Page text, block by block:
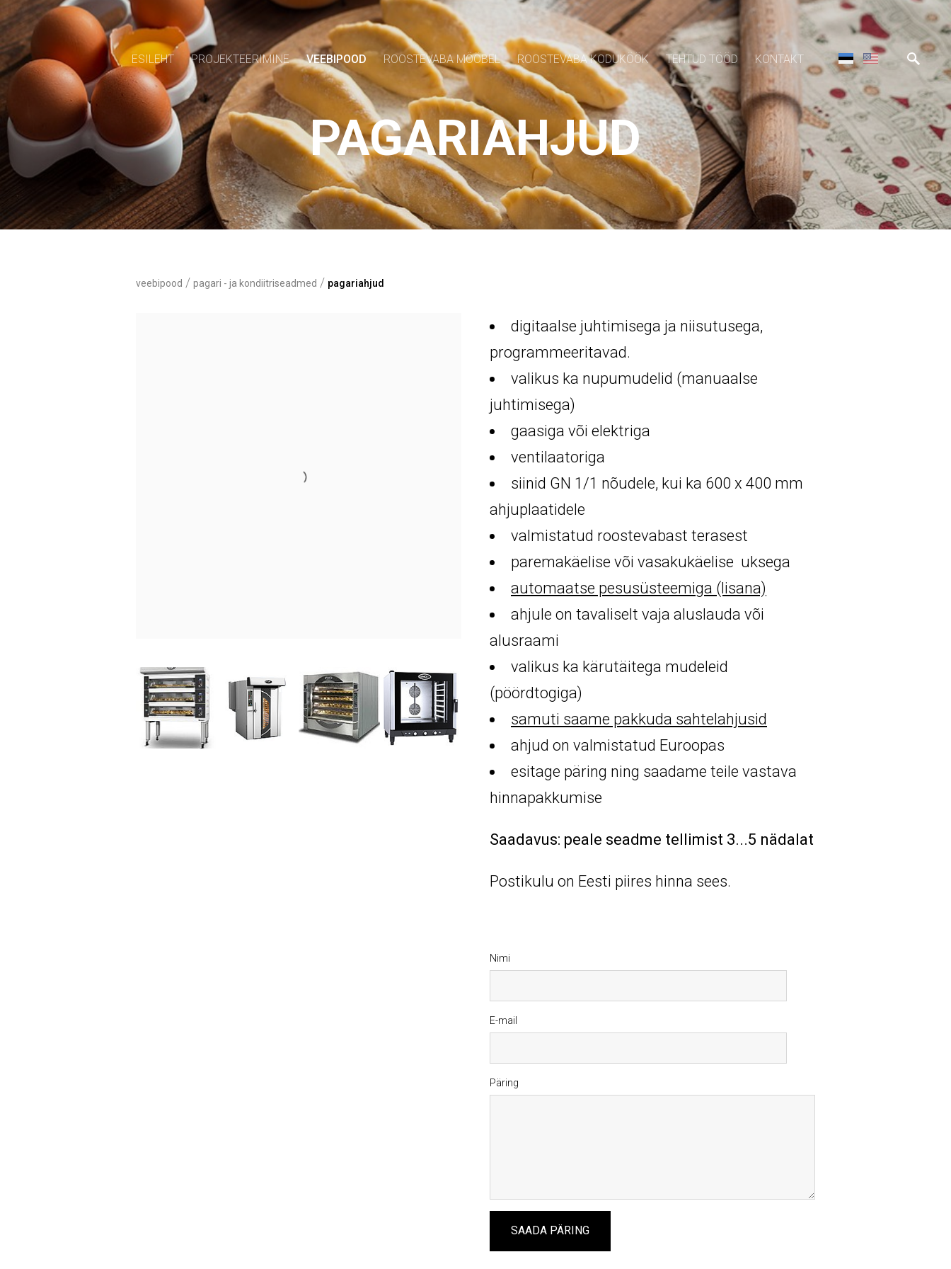
ESILEHT PROJEKTEERIMINE VEEBIPOOD ROOSTEVABA MÖÖBEL ROOSTEVABA KODUKÖÖK TEHTUD TÖÖD KONTAKT
PAGARIAHJUD
veebipood / pagari - ja kondiitriseadmed / pagariahjud
digitaalse juhtimisega ja niisutusega,
programmeeritavad.
valikus ka nupumudelid (manuaalse
juhtimisega)
gaasiga või elektriga
ventilaatoriga
siinid GN 1/1 nõudele, kui ka 600 x 400 mm
ahjuplaatidele
valmistatud roostevabast terasest
paremakäelise või vasakukäelise uksega
automaatse pesusüsteemiga (lisana)
ahjule on tavaliselt vaja aluslauda või
alusraami
valikus ka kärutäitega mudeleid
(pöördtogiga)
samuti saame pakkuda sahtelahjusid
ahjud on valmistatud Euroopas
esitage päring ning saadame teile vastava
hinnapakkumise
Saadavus: peale seadme tellimist 3...5 nädalat
Postikulu on Eesti piires hinna sees.
Nimi
E-mail
Päring